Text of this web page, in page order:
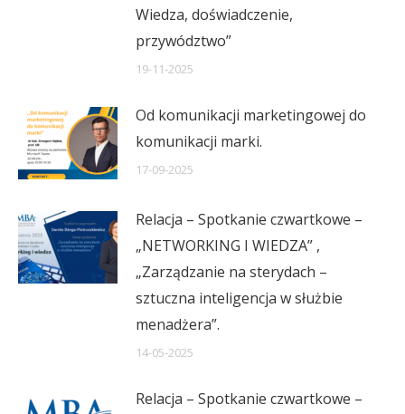
Wiedza, doświadczenie,
przywództwo”
19-11-2025
Od komunikacji marketingowej do
komunikacji marki.
17-09-2025
Relacja – Spotkanie czwartkowe –
„NETWORKING I WIEDZA” ,
„Zarządzanie na sterydach –
sztuczna inteligencja w służbie
menadżera”.
14-05-2025
Relacja – Spotkanie czwartkowe –